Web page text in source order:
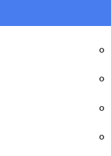
⚬
⚬
⚬
⚬